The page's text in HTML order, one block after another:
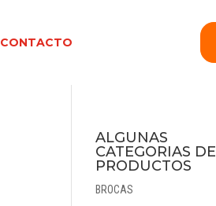
CONTACTO
ALGUNAS
CATEGORIAS DE
PRODUCTOS
BROCAS